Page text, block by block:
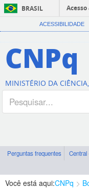
BRASIL
ACESSIBILIDADE
CNPq
MINISTÉRIO DA
Perguntas frequentes Central
Você está aqui:CNPq